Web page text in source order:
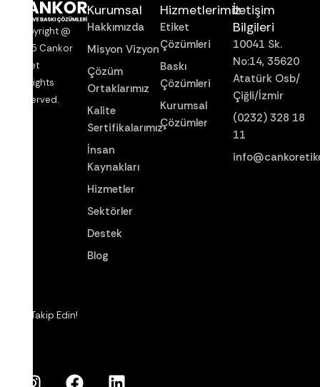
Copyright @
2025 Cankor
Etiket
All Rights
Reserved.
Kurumsal
Hakkımızda
Misyon Vizyon
Çözüm
Ortaklarımız
Kalite
Sertifikalarımız
İnsan
Kaynakları
Hizmetler
Sektörler
Destek
Blog
Hizmetlerimiz
Etiket
Çözümleri
Baskı
Çözümleri
Kurumsal
Çözümler
İletişim
Bilgileri
10041 Sk.
No:14, 35620
Atatürk Osb/
Çiğli/İzmir
(0232) 328 18
11
Bizi Takip Edin!